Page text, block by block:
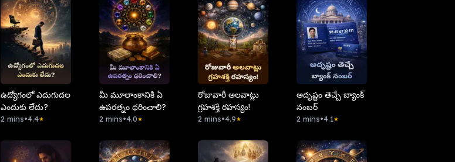
ఉద్యోగంలో ఎదుగుదల
ఎందుకు లేదు?
2 mins•4.4★
మీ మూలాంకానికి ఏ
ఉపరత్నం ధరించాలి?
2 mins•4.0★
రోజువారీ అలవాట్లు
గ్రహశక్తి రహస్యం!
2 mins•4.9★
అదృష్టం తెచ్చే బ్యాంక్
నంబర్
2 mins•4.1★